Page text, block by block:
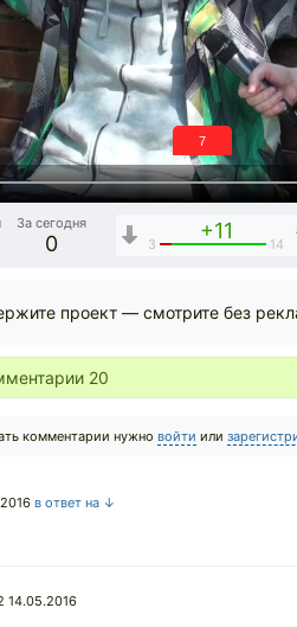
6
За сегодня
0
+11
3 14
проект — смотрите без
20
комментарии нужно войти или
в ответ на ↓
14.05.2016